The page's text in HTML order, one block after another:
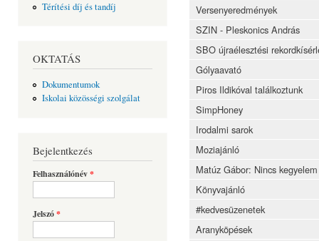
Térítési díj és tandíj
OKTATÁS
Dokumentumok
Iskolai közösségi szolgálat
Bejelentkezés
Felhasználónév*
Jelszó*
Versenyeredmények
SZIN - Pleskonics András
SBO újraélesztési
Gólyaavató
Piros Ildikóval találkoztunk
SimpHoney
Irodalmi sarok
Moziajánló
Matúz Gábor: Nincs kegyelem
Könyvajánló
#kedvesüzenetek
Aranyköpések